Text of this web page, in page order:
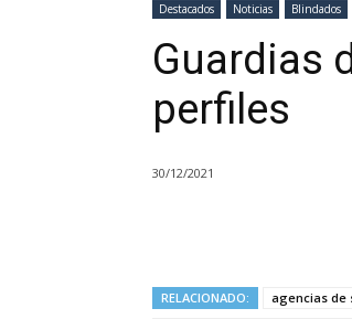
Destacados Noticias Blindados
Guardias
perfiles
30/12/2021
RELACIONADO: agencias de